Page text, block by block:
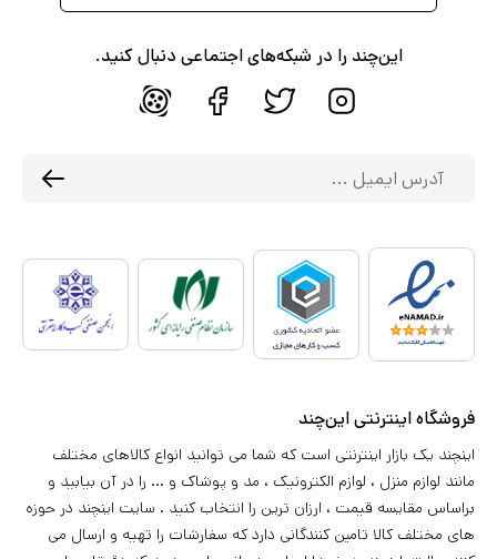
این‌چند را در شبکه‌های اجتماعی دنبال کنید.
فروشگاه اینترنتی این‌چند
اینچند یک بازار اینترنتی است که شما می توانید انواع کالاهای مختلف
مانند لوازم منزل ، لوازم الکترونیک ، مد و پوشاک و ... را در آن بیابید و
براساس مقایسه قیمت ، ارزان ترین را انتخاب کنید . سایت اینچند در حوزه
های مختلف کالا تامین کنندگانی دارد که سفارشات را تهیه و ارسال می